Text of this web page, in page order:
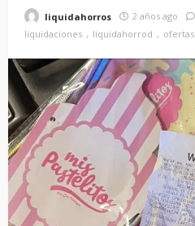
liquidahorros 2 años ago
liquidaciones
liquidahorrod ofertas